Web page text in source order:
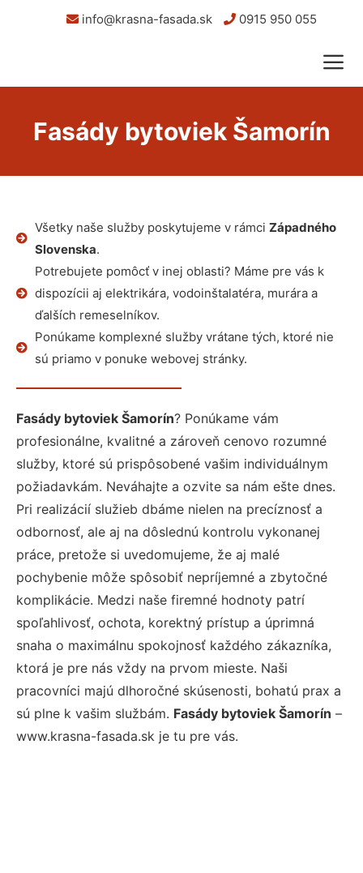
info@krasna-fasada.sk 0915 950 055
Fasády bytoviek Šamorín
Všetky naše služby poskytujeme v rámci Západného
Slovenska.
Potrebujete pomôcť v inej oblasti? Máme pre vás k
dispozícii aj elektrikára, vodoinštalatéra, murára a
ďalších remeselníkov.
Ponúkame komplexné služby vrátane tých, ktoré nie
sú priamo v ponuke webovej stránky.
Fasády bytoviek Šamorín? Ponúkame vám
profesionálne, kvalitné a zároveň cenovo rozumné
služby, ktoré sú prispôsobené vašim individuálnym
požiadavkám. Neváhajte a ozvite sa nám ešte dnes.
Pri realizácií služieb dbáme nielen na precíznosť a
odbornosť, ale aj na dôslednú kontrolu vykonanej
práce, pretože si uvedomujeme, že aj malé
pochybenie môže spôsobiť nepríjemné a zbytočné
komplikácie. Medzi naše firemné hodnoty patrí
spoľahlivosť, ochota, korektný prístup a úprimná
snaha o maximálnu spokojnosť každého zákazníka,
ktorá je pre nás vždy na prvom mieste. Naši
pracovníci majú dlhoročné skúsenosti, bohatú prax a
sú plne k vašim službám. Fasády bytoviek Šamorín –
www.krasna-fasada.sk je tu pre vás.